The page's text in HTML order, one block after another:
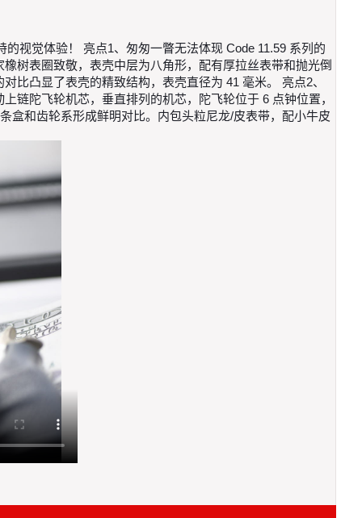
视觉体验！ 亮点1、匆匆一瞥无法体现 Code 11.59 系列的
树表圈致敬，表壳中层为八角形，配有厚拉丝表带和抛光倒
比凸显了表壳的精致结构，表壳直径为 41 毫米。 亮点2、
链陀飞轮机芯，垂直排列的机芯，陀飞轮位于 6 点钟位置，
盒和齿轮系形成鲜明对比。内包头粒尼龙/皮表带，配小牛皮